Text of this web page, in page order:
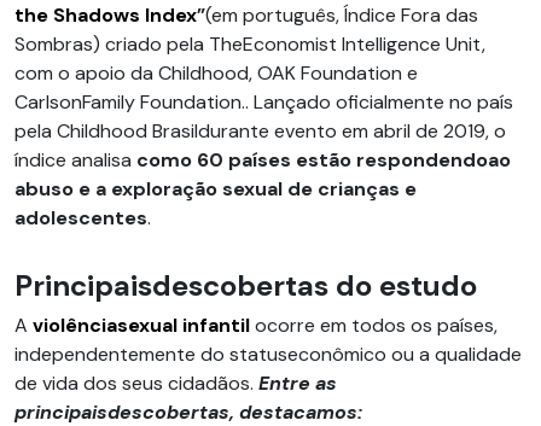
the Shadows Index”(em português, Índice Fora das
Sombras) criado pela TheEconomist Intelligence Unit,
com o apoio da Childhood, OAK Foundation e
CarlsonFamily Foundation.. Lançado oficialmente no país
pela Childhood Brasildurante evento em abril de 2019, o
índice analisa como 60 países estão respondendoao
abuso e a exploração sexual de crianças e
adolescentes.
Principaisdescobertas do estudo
A violênciasexual infantilocorre em todos os países,
independentemente do statuseconômico ou a qualidade
de vida dos seus cidadãos. Entre as
principaisdescobertas, destacamos: